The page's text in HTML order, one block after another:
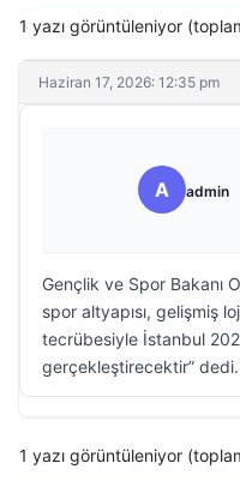
1 yazı görüntüleniyor
Haziran 17, 2026: 12:35 pm
A admin
Gençlik ve Spor Bakanı
spor altyapısı, gelişmiş
tecrübesiyle İstanbul
gerçekleştirecektir” dedi.
1 yazı görüntüleniyor